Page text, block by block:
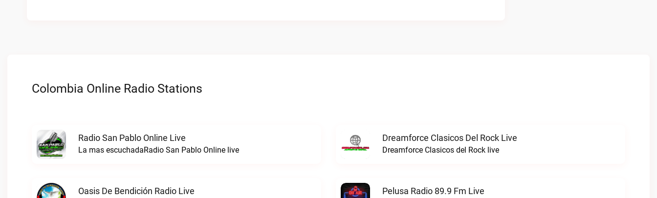
Colombia Online Radio Stations
Radio San Pablo Online Live
La mas escuchadaRadio San Pablo Online live
Dreamforce Clasicos Del Rock Live
Dreamforce Clasicos del Rock live
Oasis De Bendición Radio Live Pelusa Radio 89.9 Fm Live